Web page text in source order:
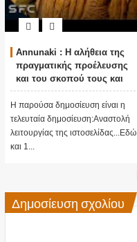
Annunaki : Η αλήθεια της
πραγματικής προέλευσης
και του σκοπού τους και
αναστολή λειτουργίας μας
....
Η παρούσα δημοσίευση είναι η
τελευταία δημοσίευση:Αναστολή
λειτουργίας της ιστοσελίδας...Εδώ
και 1...
Δημοσίευση σχολίου